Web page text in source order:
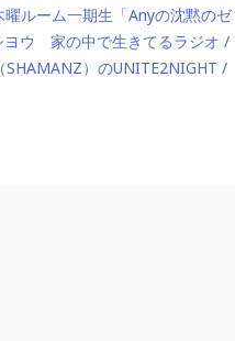
曜ルーム一期生「Anyの沈黙のゼ
ヨウ 家の中で生きてるラジオ
SHAMANZ）のUNITE2NIGHT